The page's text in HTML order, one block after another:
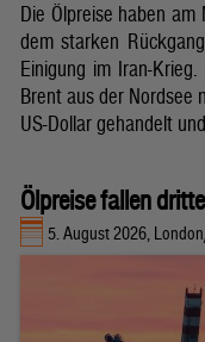
Die Ölpreise haben
dem starken
Einigung im Iran-
Brent aus der Nordsee
US-Dollar gehandelt
Ölpreise fallen
5. August 2026,